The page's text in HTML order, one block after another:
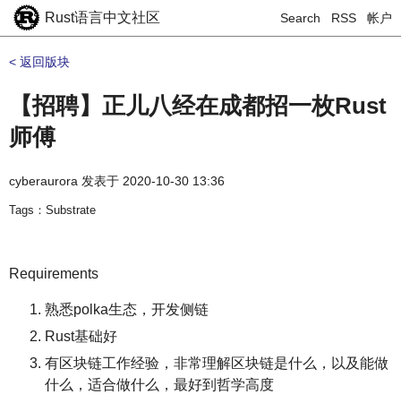
Rust语言中文社区 Search RSS 帐户
< 返回版块
【招聘】正儿八经在成都招一枚Rust
师傅
cyberaurora 发表于 2020-10-30 13:36
Tags：Substrate
Requirements
熟悉polka生态，开发侧链
Rust基础好
有区块链工作经验，非常理解区块链是什么，以及能做
什么，适合做什么，最好到哲学高度